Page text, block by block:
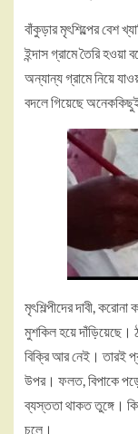
বাঁকুড়ার মৃৎশিল্পের বেশ
ইন্দাস গ্রামে তৈরি
অন্যান্য গ্রামে নিয়ে
বদলে গিয়েছে
মৃৎশিল্পীদের দাবী,
মুশকিল হয়ে
বিক্রি আর নেই। তারই
উপর। ফলত, বিপাকে
ব্যস্ততা থাকত তুঙ্গে।
চলে।